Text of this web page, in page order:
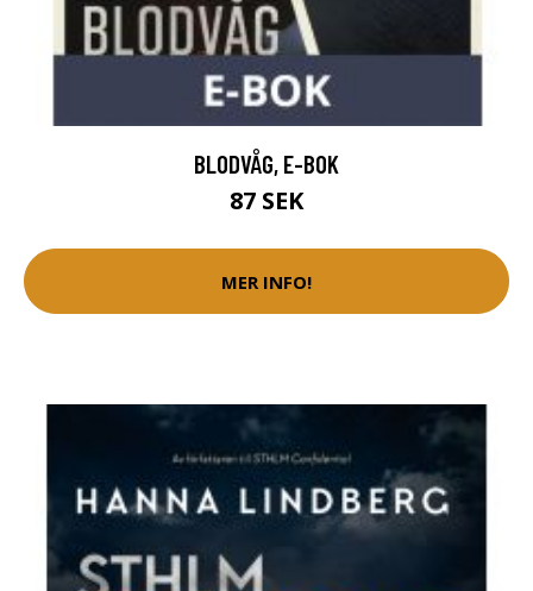
BLODVÅG, E-BOK
87 SEK
MER INFO!